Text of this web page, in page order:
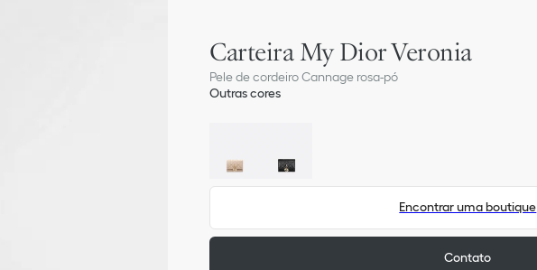
Carteira My Dior Veronia
Pele de cordeiro Cannage rosa-pó
Outras cores
Encontrar uma boutique
Contato